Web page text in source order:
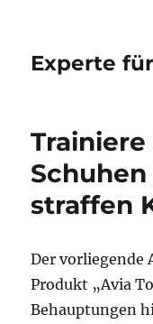
Experte
straffen
Der vorliegende
Produkt „Avia
Behauptungen